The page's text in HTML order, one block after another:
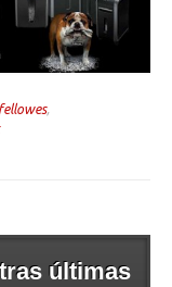
fellowes,
últimas